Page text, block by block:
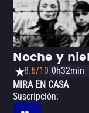
un último trato
cambio de evitar
Noche y
8.6/10 0h32min
MIRA EN CASA
Suscripción: